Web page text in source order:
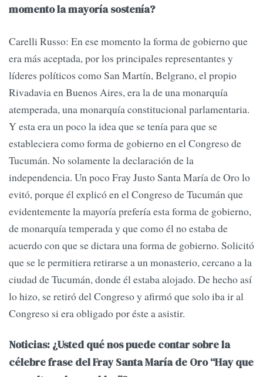
momento la mayoría sostenía?
Carelli Russo: En ese momento la forma de gobierno que
era más aceptada, por los principales representantes y
líderes políticos como San Martín, Belgrano, el propio
Rivadavia en Buenos Aires, era la de una monarquía
atemperada, una monarquía constitucional parlamentaria.
Y esta era un poco la idea que se tenía para que se
estableciera como forma de gobierno en el Congreso de
Tucumán. No solamente la declaración de la
independencia. Un poco Fray Justo Santa María de Oro lo
evitó, porque él explicó en el Congreso de Tucumán que
evidentemente la mayoría prefería esta forma de gobierno,
de monarquía temperada y que como él no estaba de
acuerdo con que se dictara una forma de gobierno. Solicitó
que se le permitiera retirarse a un monasterio, cercano a la
ciudad de Tucumán, donde él estaba alojado. De hecho así
lo hizo, se retiró del Congreso y afirmó que solo iba ir al
Congreso si era obligado por éste a asistir.
Noticias: ¿Usted qué nos puede contar sobre la
célebre frase del Fray Santa María de Oro “Hay que